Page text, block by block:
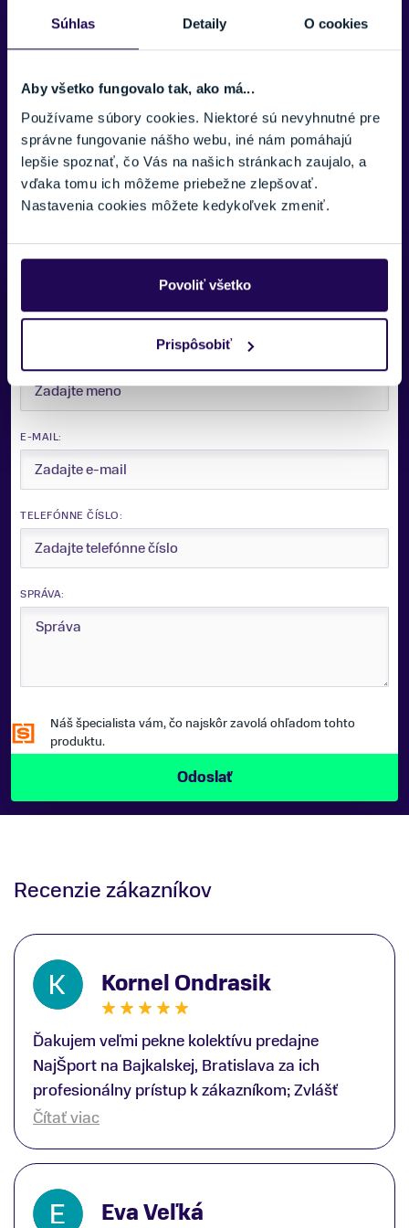
Súhlas Detaily O cookies
Aby všetko fungovalo tak, ako má...
Používame súbory cookies. Niektoré sú nevyhnutné pre
správne fungovanie nášho webu, iné nám pomáhajú
lepšie spoznať, čo Vás na našich stránkach zaujalo, a
vďaka tomu ich môžeme priebežne zlepšovať.
Nastavenia cookies môžete kedykoľvek zmeniť.
Povoliť všetko
Prispôsobiť
Tri-Brid Construction
Odnímateľná a umývateľná lyžiarska podšívka, X-statická
podšívka Merino 3M ™
Doplnky
Chrániče sluchu kompatibilné so zvukom, taška na prilbu, vr. 3D
tvarovaný EVA box, magnetická spona Fidlock®
Zobraziť viac
Potrebujete viac informácii? Sme tu
pre vás.
E-MAIL:
TELEFÓNNE ČÍSLO:
SPRÁVA:
Náš špecialista vám, čo najskôr zavolá ohľadom tohto
produktu.
Recenzie zákazníkov
Kornel Ondrasik
Ďakujem veľmi pekne kolektívu predajne
NajŠport na Bajkalskej, Bratislava za ich
profesionálny prístup k zákazníkom; Zvlášť
ďakujem špecialistovi Martinovi Gunišovi za
lyžiarskej obuvi, ako aj prilby.. všetko značka
Atomic; Pán Martin Guniš mi svojou
odbornosťou otvoril nové obzory a dozvedel
Čítať viac
Eva Veľká